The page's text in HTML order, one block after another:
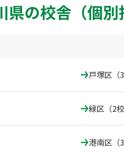
県の校舎（個
戸塚区（3
緑区（2校
港南区（3